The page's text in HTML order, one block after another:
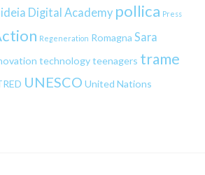
Digital Academy pollica Press
Regeneration Romagna Sara
technologyteenagers trame
UNESCO United Nations